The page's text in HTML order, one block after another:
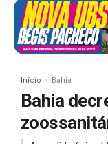
Início Bahia
Bahia